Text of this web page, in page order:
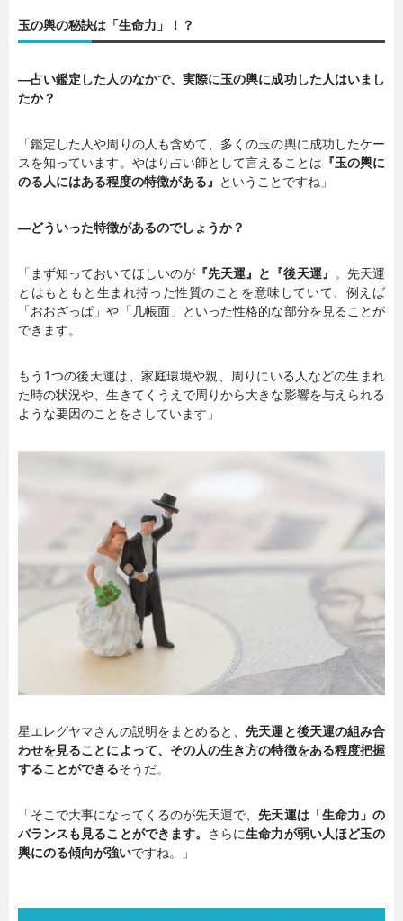
玉の輿の秘訣は「生命力」！？
―占い鑑定した人のなかで、実際に玉の輿に成功した人はいまし
たか？
「鑑定した人や周りの人も含めて、多くの玉の輿に成功したケー
スを知っています。やはり占い師として言えることは 『玉の輿に
のる人にはある程度の特徴がある』
ということですね」
―どういった特徴があるのでしょうか？
「まず知っておいてほしいのが 『先天運』と『後天運』 。先天運
とはもともと生まれ持った性質のことを意味していて、例えば
「おおざっぱ」や「几帳面」といった性格的な部分を見ることが
できます。
もう1つの後天運は、家庭環境や親、周りにいる人などの生まれ
た時の状況や、生きてくうえで周りから大きな影響を与えられる
ような要因のことをさしています」
星エレグヤマさんの説明をまとめると、先天運と後天運の組み合
わせを見ることによって、その人の生き方の特徴をある程度把握
することができるそうだ。
「そこで大事になってくるのが先天運で、先天運は「生命力」の
バランスも見ることができます。 さらに生命力が弱い人ほど玉の
輿にのる傾向が強いですね。」